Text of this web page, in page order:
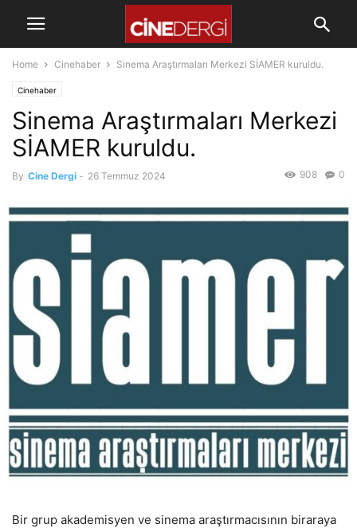
Home Cinehaber Sinema Araştırmaları Merkezi SİAMER kuruldu.
Cinehaber
Sinema Araştırmaları Merkezi
SİAMER kuruldu.
By Cine Dergi - 26 Temmuz 2024 0
908
Bir grup akademisyen ve sinema araştırmacısının biraraya